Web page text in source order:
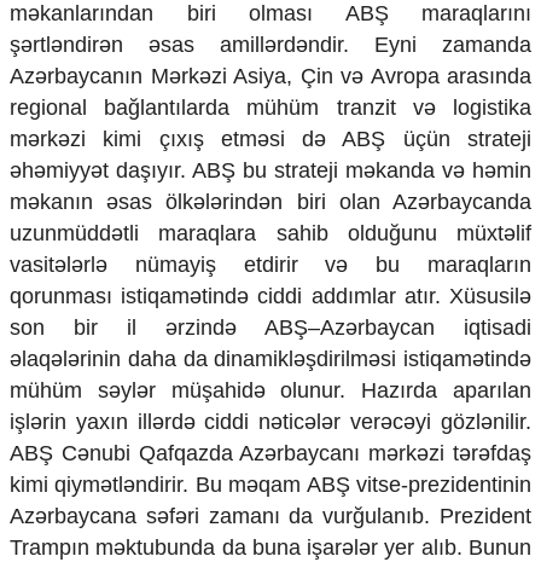
məkanlarından biri olması ABŞ maraqlarını
şərtləndirən əsas amillərdəndir. Eyni zamanda
Azərbaycanın Mərkəzi Asiya, Çin və Avropa arasında
regional bağlantılarda mühüm tranzit və logistika
mərkəzi kimi çıxış etməsi də ABŞ üçün strateji
əhəmiyyət daşıyır. ABŞ bu strateji məkanda və həmin
məkanın əsas ölkələrindən biri olan Azərbaycanda
uzunmüddətli maraqlara sahib olduğunu müxtəlif
vasitələrlə nümayiş etdirir və bu maraqların
qorunması istiqamətində ciddi addımlar atır. Xüsusilə
son bir il ərzində ABŞ–Azərbaycan iqtisadi
əlaqələrinin daha da dinamikləşdirilməsi istiqamətində
mühüm səylər müşahidə olunur. Hazırda aparılan
işlərin yaxın illərdə ciddi nəticələr verəcəyi gözlənilir.
ABŞ Cənubi Qafqazda Azərbaycanı mərkəzi tərəfdaş
kimi qiymətləndirir. Bu məqam ABŞ vitse-prezidentinin
Azərbaycana səfəri zamanı da vurğulanıb. Prezident
Trampın məktubunda da buna işarələr yer alıb. Bunun